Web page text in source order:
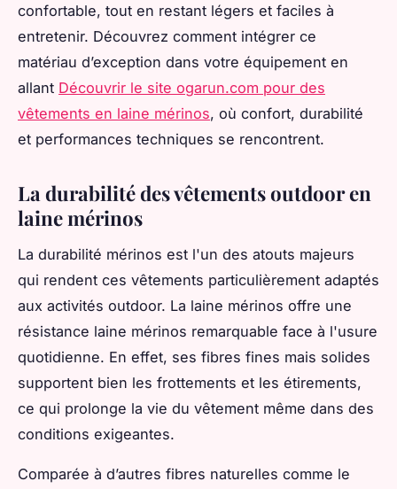
confortable, tout en restant légers et faciles à
entretenir. Découvrez comment intégrer ce
matériau d’exception dans votre équipement en
allant Découvrir le site ogarun.com pour des
vêtements en laine mérinos, où confort, durabilité
et performances techniques se rencontrent.
La durabilité des vêtements outdoor en
laine mérinos
La durabilité mérinos est l'un des atouts majeurs
qui rendent ces vêtements particulièrement adaptés
aux activités outdoor. La laine mérinos offre une
résistance laine mérinos remarquable face à l'usure
quotidienne. En effet, ses fibres fines mais solides
supportent bien les frottements et les étirements,
ce qui prolonge la vie du vêtement même dans des
conditions exigeantes.
Comparée à d’autres fibres naturelles comme le